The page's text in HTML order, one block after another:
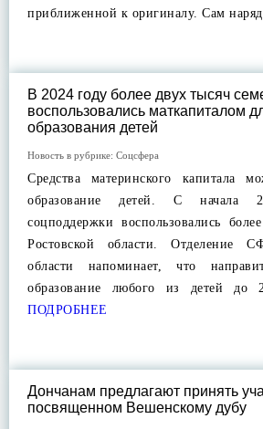
приближенной к оригиналу. Сам
В 2024 году более двух тысяч
воспользовались маткапиталом
образования детей
Новость в рубрике: Соцсфера
Средства материнского капитала
образование детей. С начала
соцподдержки воспользовались
Ростовской области. Отделение
области напоминает, что
образование любого из детей
ПОДРОБНЕЕ
Дончанам предлагают принять
посвященном Вешенскому дубу